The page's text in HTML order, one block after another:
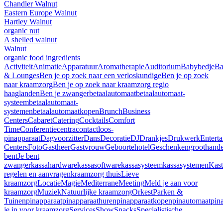
Chandler Walnut
Eastern Europe Walnut
Hartley Walnut
organic nut
A shelled walnut
Walnut
organic food ingredients
ActiviteitAnimatieApparatuurAromatherapieAuditoriumBabybedje
& LoungesBen je op zoek naar een verloskundigeBen je op zoek
naar kraamzorgBen je op zoek naar kraamzorg regio
haaglandenBen je zwangerbetaalautomaatbetaalautomaat-
systeembetaalautomaat-
systemenbetaalautomaatkopenBrunchBusiness
CentersCabaretCateringCocktailsComfort
TimeConferentiecentracontactloos-
pinapparaatDagvoorzitterDansDecoratieDJDrankjesDrukwerk
CentersFotoGastheerGastvrouwGeboortehotelGeschenken
bentJe bent
zwangerkassahardwarekassasoftwarekassasysteemkassasystemen
regelen en aanvragenkraamzorg thuisLieve
kraamzorgLocatieMagieMediterraneMeetingMeld je aan voor
kraamzorgMuziekNatuurlijke kraamzorgOrkestParken &
Tuinenpinapparaatpinapparaathurenpinapparaatkopenpinautomaat